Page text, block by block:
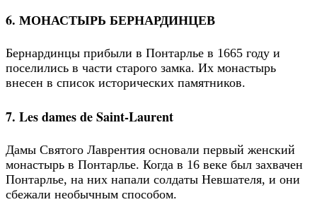
6. МОНАСТЫРЬ БЕРНАРДИНЦЕВ
Бернардинцы прибыли в Понтарлье в 1665 году и
поселились в части старого замка. Их монастырь
внесен в список исторических памятников.
7. Les dames de Saint-Laurent
Дамы Святого Лаврентия основали первый женский
монастырь в Понтарлье. Когда в 16 веке был захвачен
Понтарлье, на них напали солдаты Невшателя, и они
сбежали необычным способом.